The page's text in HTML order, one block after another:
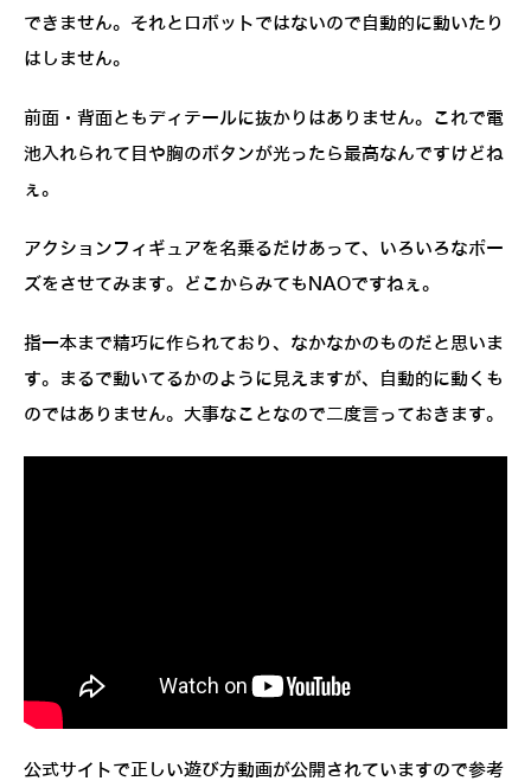
できません。それとロボットではないので自動的に動いたり
はしません。
前面・背面ともディテールに抜かりはありません。これで電
池入れられて目や胸のボタンが光ったら最高なんですけどね
ぇ。
アクションフィギュアを名乗るだけあって、いろいろなポー
ズをさせてみます。どこからみてもNAOですねぇ。
指一本まで精巧に作られており、なかなかのものだと思いま
す。まるで動いてるかのように見えますが、自動的に動くも
のではありません。大事なことなので二度言っておきます。
公式サイトで正しい遊び方動画が公開されていますので参考